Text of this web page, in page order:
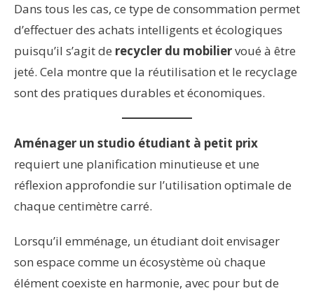
Dans tous les cas, ce type de consommation permet
d’effectuer des achats intelligents et écologiques
puisqu’il s’agit de recycler du mobiliervoué à être
jeté. Cela montre que la réutilisation et le recyclage
sont des pratiques durables et économiques.
Aménager un studio étudiant à petit prix
requiert une planification minutieuse et une
réflexion approfondie sur l’utilisation optimale de
chaque centimètre carré.
Lorsqu’il emménage, un étudiant doit envisager
son espace comme un écosystème où chaque
élément coexiste en harmonie, avec pour but de